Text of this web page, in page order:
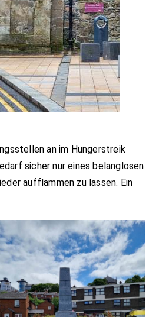
an im Hungerstreik
sicher nur eines belanglosen
aufflammen zu lassen. Ein